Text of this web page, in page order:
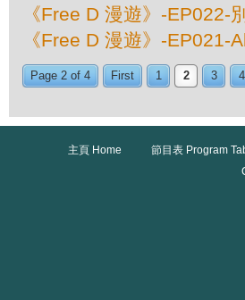
《Free D 漫遊》-EP022-
《Free D 漫遊》-EP021-
Page 2 of 4 First 1 2 3 4
主頁 Home 節目表 Program